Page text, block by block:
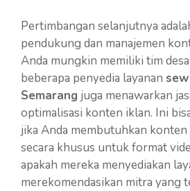
Pertimbangan selanjutnya
pendukung dan manajemen
Anda mungkin memiliki tim
beberapa penyedia layanan
Semarang juga menawarkan
optimalisasi konten iklan. Ini
jika Anda membutuhkan konten
secara khusus untuk format
apakah mereka menyediakan
merekomendasikan mitra yang